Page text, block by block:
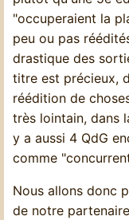
"occuperaient la
peu ou pas
drastique des
titre est précieux,
réédition de
très lointain, dans
y a aussi 4 QdG
comme
Nous allons donc
de notre